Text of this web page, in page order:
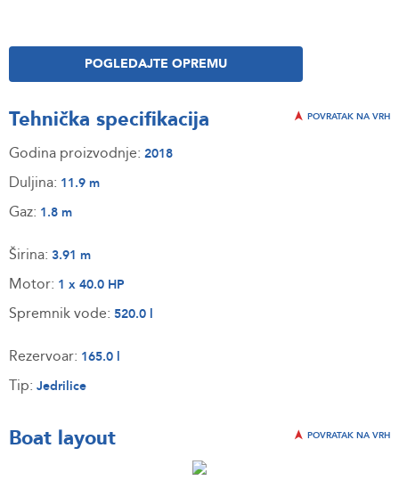
POGLEDAJTE OPREMU
Tehnička specifikacija POVRATAK NA VRH
Godina proizvodnje: 2018
Duljina: 11.9 m
Gaz: 1.8 m
Širina: 3.91 m
Motor: 1 x 40.0 HP
Spremnik vode: 520.0 l
Rezervoar: 165.0 l
Tip: Jedrilice
Boat layout POVRATAK NA VRH